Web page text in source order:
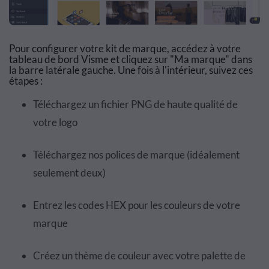
Pour configurer votre kit de marque, accédez à votre
tableau de bord Visme et cliquez sur "Ma marque" dans
la barre latérale gauche. Une fois à l'intérieur, suivez ces
étapes :
Téléchargez un fichier PNG de haute qualité de
votre logo
Téléchargez nos polices de marque (idéalement
seulement deux)
Entrez les codes HEX pour les couleurs de votre
marque
Créez un thème de couleur avec votre palette de